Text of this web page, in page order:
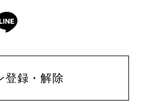
登録・解除